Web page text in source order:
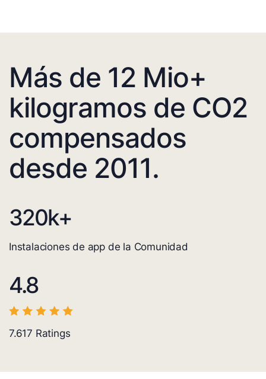
Más de 12 Mio+
kilogramos de CO2
compensados
desde 2011.
320k+
Instalaciones de app de la Comunidad
4.8
7.617 Ratings